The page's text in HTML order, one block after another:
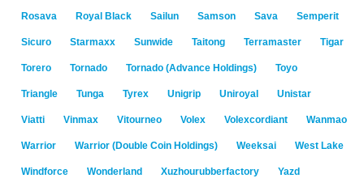
Rosava Royal Black Sailun Samson Sava Semperit
Sicuro Starmaxx Sunwide Taitong Terramaster Tigar
Torero Tornado Tornado (Advance Holdings) Toyo
Triangle Tunga Tyrex Unigrip Uniroyal Unistar
Viatti Vinmax Vitourneo Volex Volexcordiant Wanmao
Warrior Warrior (Double Coin Holdings) Weeksai West Lake
Windforce Wonderland Xuzhourubberfactory Yazd